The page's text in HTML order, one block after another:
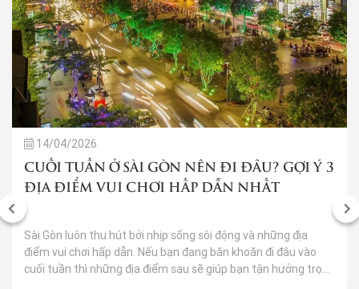
14/04/2026
CUỐI TUẦN Ở SÀI GÒN NÊN ĐI ĐÂU? GỢI Ý 3
ĐỊA ĐIỂM VUI CHƠI HẤP DẪN NHẤT
Sài Gòn luôn thu hút bởi nhịp sống sôi động và những địa
điểm vui chơi hấp dẫn. Nếu bạn đang băn khoăn đi đâu vào
cuối tuần thì những địa điểm sau sẽ giúp bạn tận hưởng trọn